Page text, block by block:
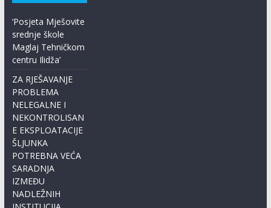
‘Posjeta Mješovite
srednje škole
Maglaj Tehničkom
centru Ilidža’
ZA RJEŠAVANJE
PROBLEMA
NELEGALNE I
NEKONTROLISAN
E EKSPLOATACIJE
ŠLJUNKA
POTREBNA VEĆA
SARADNJA
IZMEĐU
NADLEŽNIH